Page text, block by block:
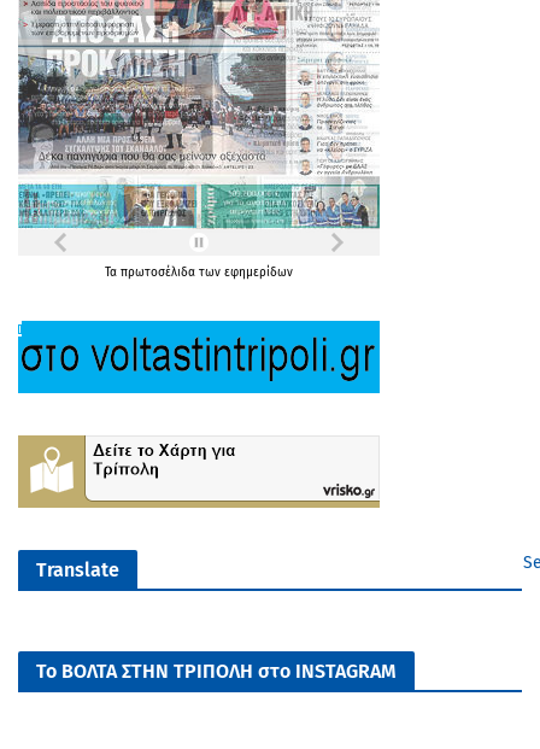
Τα πρωτοσέλιδα των εφημερίδων
Translate
Το ΒΟΛΤΑ ΣΤΗΝ ΤΡΙΠΟΛΗ στο INSTAGRAM